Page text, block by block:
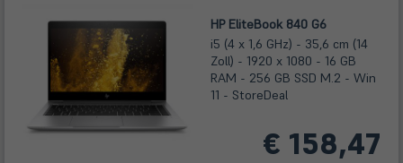
HP EliteBook 840 G6
i5 (4 x 1,6 GHz) - 35,6 cm (14
Zoll) - 1920 x 1080 - 16 GB
RAM - 256 GB SSD M.2 - Win
11 - StoreDeal
€ 158,47